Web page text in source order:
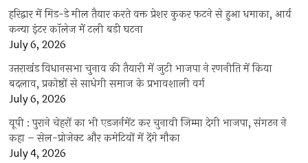
हरिद्वार में मिड-डे मील तैयार करते वक्त प्रेशर कुकर फटने से हुआ धमाका, आर्य
कन्या इंटर कॉलेज में टली बड़ी घटना
July 6, 2026
उत्तराखंंड विधानसभा चुनाव की तैयारी में जुटी भाजपा ने रणनीति में किया
बदलाव, प्रकोष्ठों से साधेगी समाज के प्रभावशाली वर्ग
July 6, 2026
यूपी : पुराने चेहरों का भी एडजर्नमेंट कर चुनावी जिम्मा देगी भाजपा, संगठन ने
कहा – सेल-प्रोजेक्ट और कमेटियों में देंगे मौका
July 4, 2026